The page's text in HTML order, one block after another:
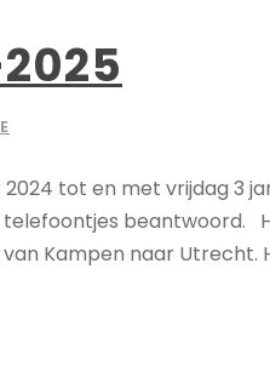
tot en met vrijdag 3
telefoontjes beantwoord.
Kampen naar Utrecht.